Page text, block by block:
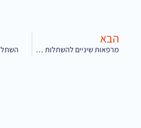
הבא
מרפאות שיניים להשתלות קרית גת